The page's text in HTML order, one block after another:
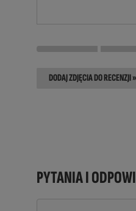
DODAJ ZDJĘCIA DO RECENZJI »
PYTANIA I